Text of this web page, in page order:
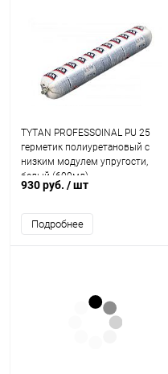
TYTAN PROFESSOINAL PU 25
герметик полиуретановый с
низким модулем упругости,
белый (600мл)
930 руб. / шт
Подробнее